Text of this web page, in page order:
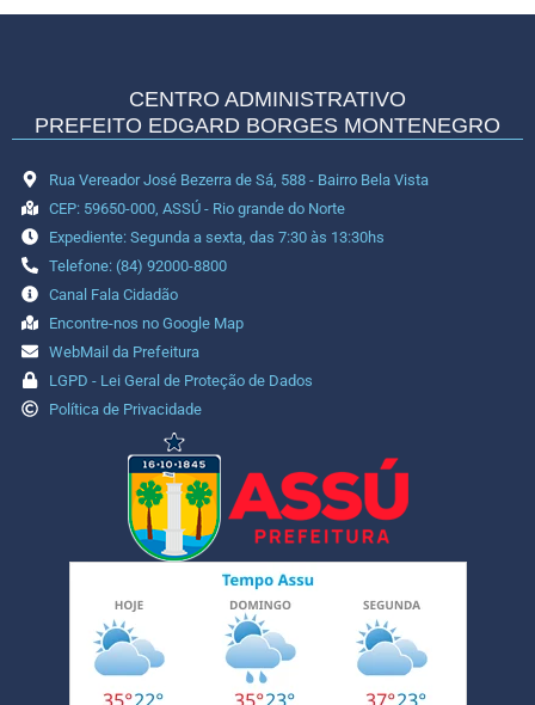
CENTRO ADMINISTRATIVO
PREFEITO EDGARD BORGES MONTENEGRO
Rua Vereador José Bezerra de Sá, 588 - Bairro Bela Vista
CEP: 59650-000, ASSÚ - Rio grande do Norte
Expediente: Segunda a sexta, das 7:30 às 13:30hs
Telefone: (84) 92000-8800
Canal Fala Cidadão
Encontre-nos no Google Map
WebMail da Prefeitura
LGPD - Lei Geral de Proteção de Dados
Política de Privacidade